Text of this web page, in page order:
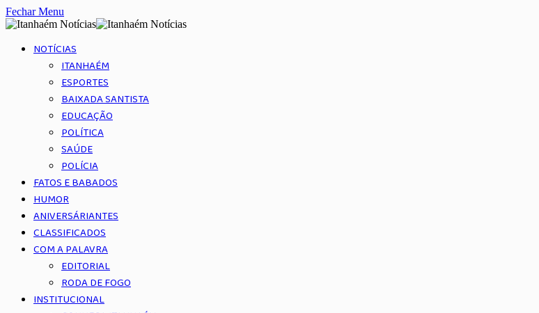
Fechar Menu
NOTÍCIAS
ITANHAÉM
ESPORTES
BAIXADA SANTISTA
EDUCAÇÃO
POLÍTICA
SAÚDE
POLÍCIA
FATOS E BABADOS
HUMOR
ANIVERSÁRIANTES
CLASSIFICADOS
COM A PALAVRA
EDITORIAL
RODA DE FOGO
INSTITUCIONAL